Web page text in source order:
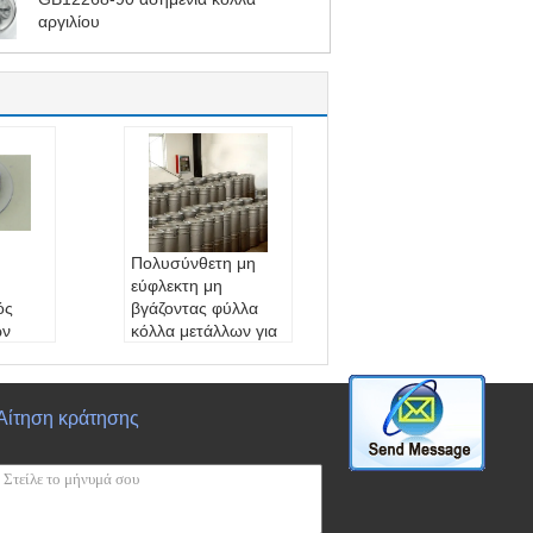
αργιλίου
ifla
πυκ
cm3
συσ
Πολυσύνθετη μη
εύφλεκτη μη
βγάζοντας φύλλα
κόλλα μετάλλων για
Διεθνές σημείο ifla
Συγκεκριμένη πυκ
νότητα:
κράτησης